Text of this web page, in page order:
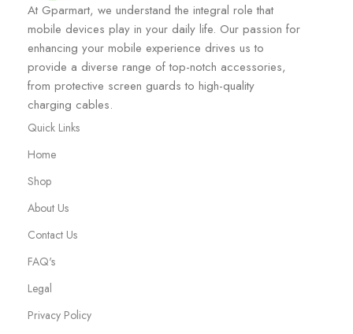
At Gparmart, we understand the integral role that
mobile devices play in your daily life. Our passion for
enhancing your mobile experience drives us to
provide a diverse range of top-notch accessories,
from protective screen guards to high-quality
charging cables.
Quick Links
Home
Shop
About Us
Contact Us
FAQ's
Legal
Privacy Policy